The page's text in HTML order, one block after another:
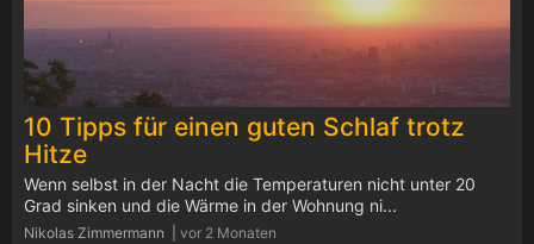
10 Tipps für einen guten Schlaf trotz
Hitze
Nikolas Zimmermann | vor 2 Monaten
Wenn selbst in der Nacht die Temperaturen nicht unter 20
Grad sinken und die Wärme in der Wohnung ni...